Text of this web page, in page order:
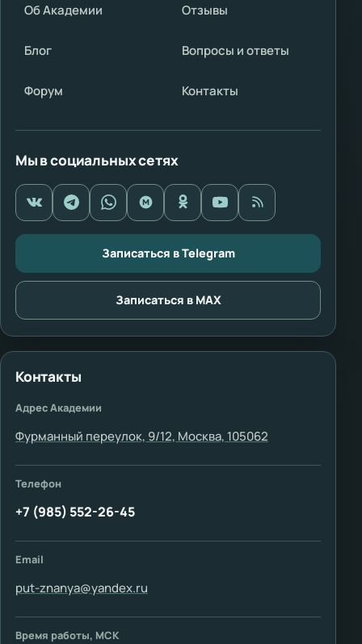
Об Академии Отзывы
Блог Вопросы и ответы
Форум Контакты
Мы в социальных сетях
Записаться в Telegram
Записаться в MAX
Контакты
Адрес Академии
Фурманный переулок, 9/12, Москва, 105062
Телефон
+7 (985) 552-26-45
Email
put-znanya@yandex.ru
Время работы, МСК